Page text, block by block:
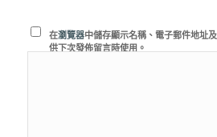
在瀏覽器中儲存顯示名稱、電子郵件地址
供下次發佈留言時使用。